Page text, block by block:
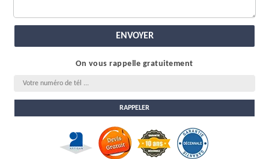
On vous rappelle gratuitement